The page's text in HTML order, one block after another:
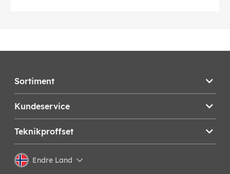
Sortiment
Kundeservice
Teknikproffset
Endre Land